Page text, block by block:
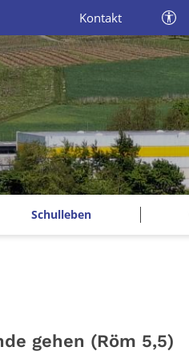
Schulleben
Kontakt
gehen (Röm 5,5)